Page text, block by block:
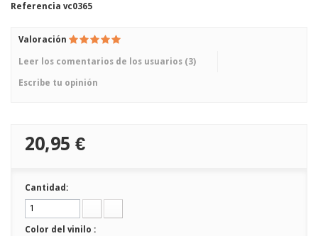
Referencia vc0365
Valoración
Leer los comentarios de los usuarios (3)
Escribe tu opinión
20,95 €
Cantidad:
Color del vinilo :